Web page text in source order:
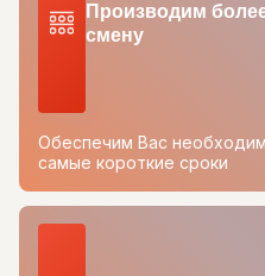
Производим
смену
Обеспечим Вас
самые короткие сроки